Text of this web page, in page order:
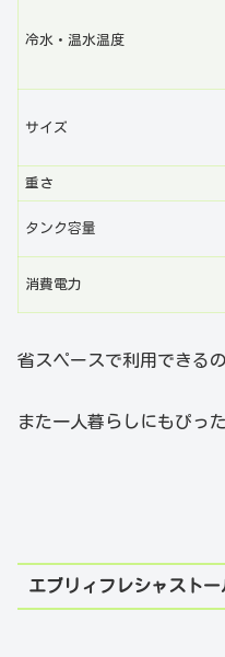
冷水・温水温度
サイズ
重さ
タンク容量
消費電力
省スペースで利用できる
また一人暮らしにもぴっ
エブリィフレシャストー